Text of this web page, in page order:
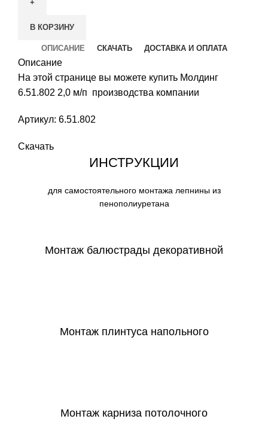
В КОРЗИНУ
ОПИСАНИЕ СКАЧАТЬ ДОСТАВКА И ОПЛАТА
Описание
На этой странице вы можете купить Молдинг
6.51.802 2,0 м/п производства компании
Артикул: 6.51.802
Скачать
ИНСТРУКЦИИ
для самостоятельного монтажа лепнины из
пенополиуретана
Монтаж балюстрады декоративной
Монтаж плинтуса напольного
Монтаж карниза потолочного